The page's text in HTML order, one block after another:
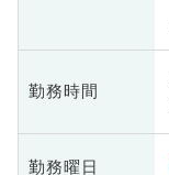
勤務時間
勤務曜日